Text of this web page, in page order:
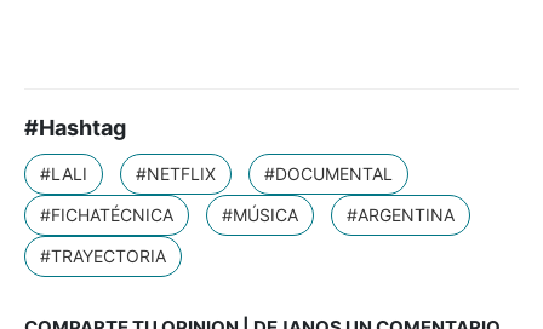
#Hashtag
#LALI #NETFLIX
#DOCUMENTAL
#FICHATÉCNICA
#MÚSICA
#ARGENTINA
#TRAYECTORIA